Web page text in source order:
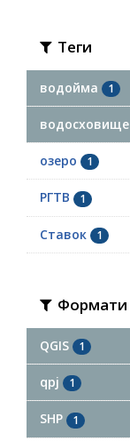
Теги
водойма 1
водосховище
озеро 1
РГТВ 1
Ставок 1
Формати
QGIS 1
qpj 1
SHP 1